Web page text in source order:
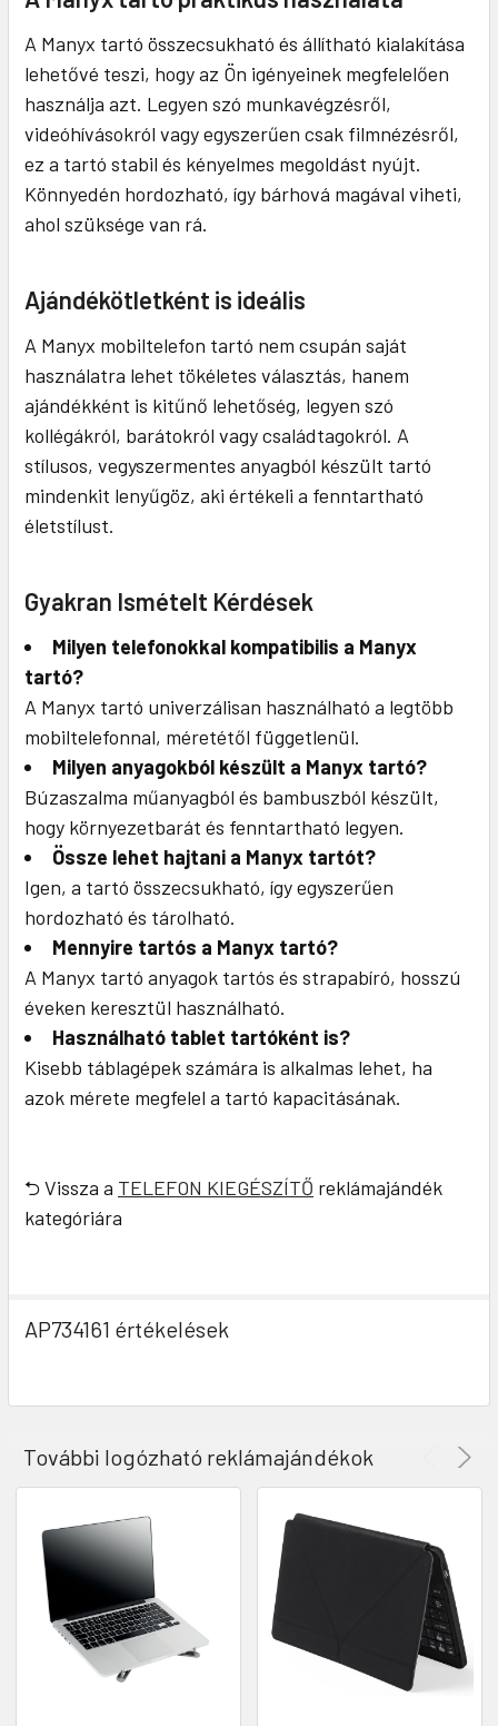
A Manyx tartó összecsukható és állítható kialakítása
lehetővé teszi, hogy az Ön igényeinek megfelelően
használja azt. Legyen szó munkavégzésről,
videóhívásokról vagy egyszerűen csak filmnézésről,
ez a tartó stabil és kényelmes megoldást nyújt.
Könnyedén hordozható, így bárhová magával viheti,
ahol szüksége van rá.
Ajándékötletként is ideális
A Manyx mobiltelefon tartó nem csupán saját
használatra lehet tökéletes választás, hanem
ajándékként is kitűnő lehetőség, legyen szó
kollégákról, barátokról vagy családtagokról. A
stílusos, vegyszermentes anyagból készült tartó
mindenkit lenyűgöz, aki értékeli a fenntartható
életstílust.
Gyakran Ismételt Kérdések
Milyen telefonokkal kompatibilis a Manyx
tartó?
A Manyx tartó univerzálisan használható a legtöbb
mobiltelefonnal, méretétől függetlenül.
Milyen anyagokból készült a Manyx tartó?
Búzaszalma műanyagból és bambuszból készült,
hogy környezetbarát és fenntartható legyen.
Össze lehet hajtani a Manyx tartót?
Igen, a tartó összecsukható, így egyszerűen
hordozható és tárolható.
Mennyire tartós a Manyx tartó?
A Manyx tartó anyagok tartós és strapabíró, hosszú
éveken keresztül használható.
Használható tablet tartóként is?
Kisebb táblagépek számára is alkalmas lehet, ha
azok mérete megfelel a tartó kapacitásának.
⮌ Vissza a TELEFON KIEGÉSZÍTŐ reklámajándék
kategóriára
AP734161 értékelések
További logózható reklámajándékok